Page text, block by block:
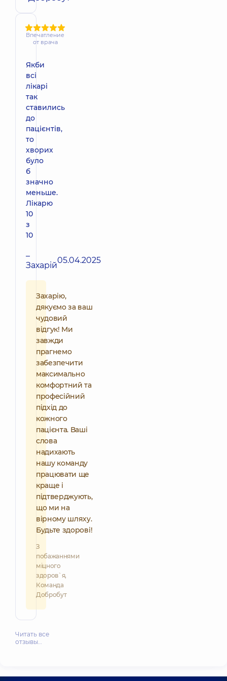
Впечатление
от врача
Якби
всі
лікарі
так
ставились
до
пацієнтів,
то
хворих
було
б
значно
меньше.
Лікарю
10
з
10
–
Захарій05.04.2025
Захарію,
дякуємо за ваш
чудовий
відгук! Ми
завжди
прагнемо
забезпечити
максимально
комфортний та
професійний
підхід до
кожного
пацієнта. Ваші
слова
надихають
нашу команду
працювати ще
краще і
підтверджують,
що ми на
вірному шляху.
Будьте здорові!
З
побажаннями
міцного
здоров`я,
Команда
Добробут
Читать все
отзывы…